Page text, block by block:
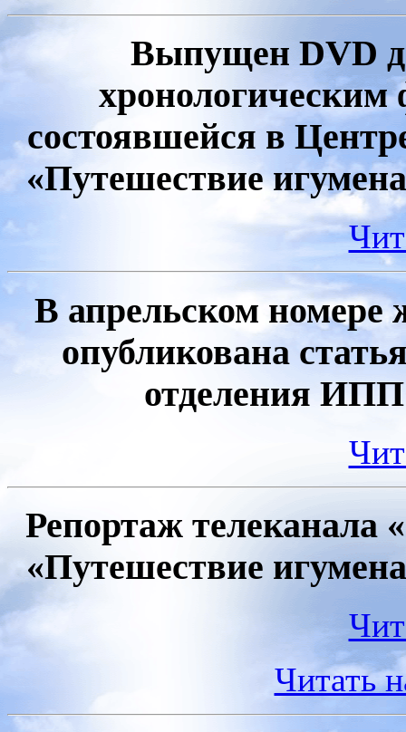
Выпущен DVD
состоявшейся в
«Путешествие
В апрельском номере
опубликована
отделения
Репортаж телеканала
«Путешествие
Читать